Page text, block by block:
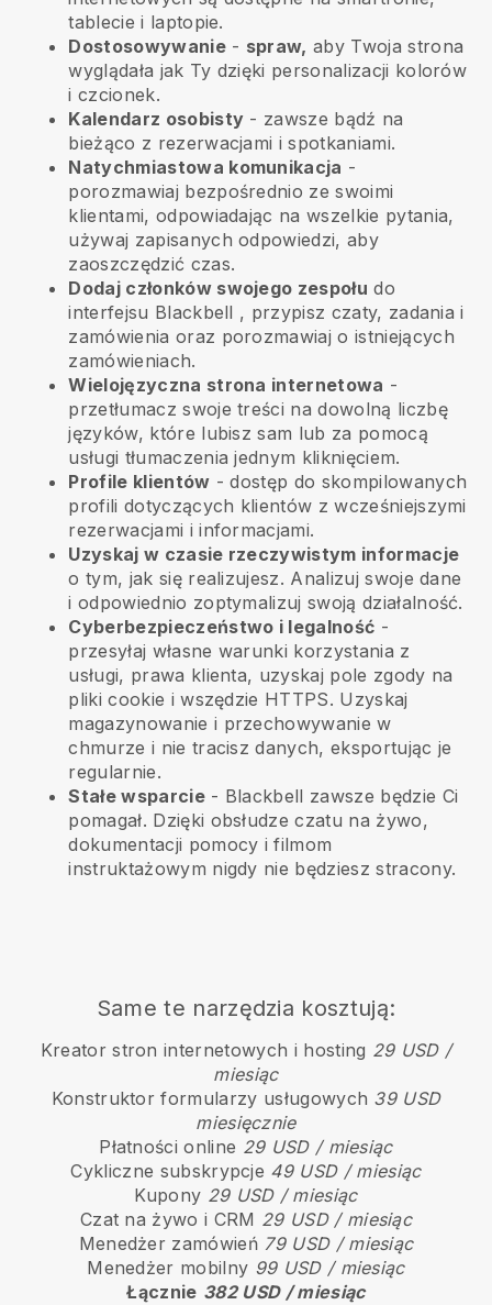
tablecie i laptopie.
Dostosowywanie- spraw, aby Twoja strona
wyglądała jak Ty dzięki personalizacji kolorów
i czcionek.
Kalendarz osobisty - zawsze bądź na
bieżąco z rezerwacjami i spotkaniami.
Natychmiastowa komunikacja -
porozmawiaj bezpośrednio ze swoimi
klientami, odpowiadając na wszelkie pytania,
używaj zapisanych odpowiedzi, aby
zaoszczędzić czas.
Dodaj członków swojego zespołu do
interfejsu Blackbell , przypisz czaty, zadania i
zamówienia oraz porozmawiaj o istniejących
zamówieniach.
Wielojęzyczna strona internetowa -
przetłumacz swoje treści na dowolną liczbę
języków, które lubisz sam lub za pomocą
usługi tłumaczenia jednym kliknięciem.
Profile klientów - dostęp do skompilowanych
profili dotyczących klientów z wcześniejszymi
rezerwacjami i informacjami.
Uzyskaj w czasie rzeczywistym informacje
o tym, jak się realizujesz. Analizuj swoje dane
i odpowiednio zoptymalizuj swoją działalność.
Cyberbezpieczeństwo i legalność -
przesyłaj własne warunki korzystania z
usługi, prawa klienta, uzyskaj pole zgody na
pliki cookie i wszędzie HTTPS. Uzyskaj
magazynowanie i przechowywanie w
chmurze i nie tracisz danych, eksportując je
regularnie.
Stałe wsparcie- Blackbell zawsze będzie Ci
pomagał. Dzięki obsłudze czatu na żywo,
dokumentacji pomocy i filmom
instruktażowym nigdy nie będziesz stracony.
Same te narzędzia kosztują:
Kreator stron internetowych i hosting 29 USD /
miesiąc
Konstruktor formularzy usługowych 39 USD
miesięcznie
Płatności online 29 USD / miesiąc
Cykliczne subskrypcje 49 USD / miesiąc
Kupony 29 USD / miesiąc
Czat na żywo i CRM 29 USD / miesiąc
Menedżer zamówień 79 USD / miesiąc
Menedżer mobilny 99 USD / miesiąc
Łącznie 382 USD / miesiąc